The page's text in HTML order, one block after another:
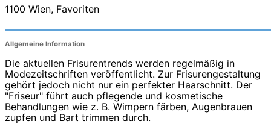
1100 Wien, Favoriten
Allgemeine Information
Die aktuellen Frisurentrends werden regelmäßig in
Modezeitschriften veröffentlicht. Zur Frisurengestaltung
gehört jedoch nicht nur ein perfekter Haarschnitt. Der
"Friseur" führt auch pflegende und kosmetische
Behandlungen wie z. B. Wimpern färben, Augenbrauen
zupfen und Bart trimmen durch.